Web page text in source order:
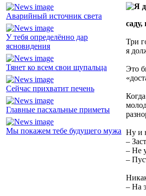
Аварийный источник света
У тебя определённо дар
ясновидения
Тянет ко всем свои щупальца
Сейчас прихватит печень
Главные пасхальные приметы
Мы покажем тебе будущего мужа
Три
я
Это
Ну и
–
– Не
–
– На